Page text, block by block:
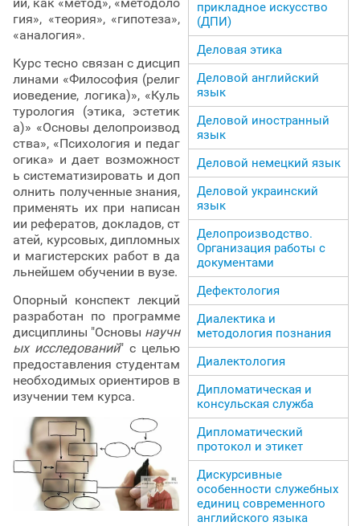
ий, как «метод», «методоло
гия», «теория», «гипотеза»,
«аналогия».
Курс тесно связан с дисцип
линами «Философия (религ
иоведение, логика)», «Куль
турология (этика, эстетик
а)» «Основы делопроизвод
ства», «Психология и педаг
огика» и дает возможност
ь систематизировать и доп
олнить полученные знания,
применять их при написан
ии рефератов, докладов, ст
атей, курсовых, дипломных
и магистерских работ в да
льнейшем обучении в вузе.
Опорный конспект лекций
разработан по программе
дисциплины "Основы научн
ых исследований" с целью
предоставления студентам
необходимых ориентиров в
изучении тем курса.
прикладное искусство
(ДПИ)
Деловая этика
Деловой английский
язык
Деловой иностранный
язык
Деловой немецкий язык
Деловой украинский
язык
Делопроизводство.
Организация работы с
документами
Дефектология
Диалектика и
методология познания
Диалектология
Дипломатическая и
консульская служба
Дипломатический
протокол и этикет
Дискурсивные
особенности служебных
единиц современного
английского языка